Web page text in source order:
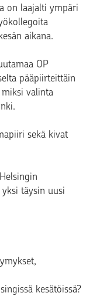
on laajalti ympäri
aikana.
OP
pääpiirteittäin
valinta
sekä kivat
täysin uusi
kesätöissä?